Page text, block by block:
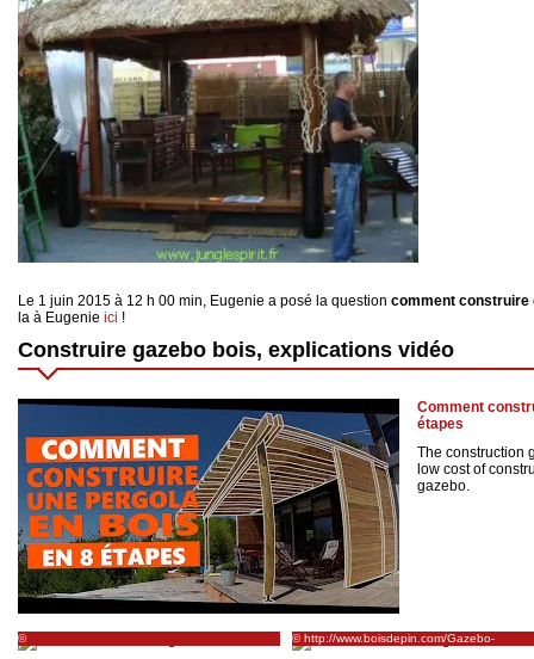
Le 1 juin 2015 à 12 h 00 min, Eugenie a posé la question comment construire
la à Eugenie ici !
Construire gazebo bois, explications vidéo
Comment
étapes
The construction
low cost of
gazebo.
©
http://fousdepalmiers.fr/html/forum/viewtopic.php
© http://www.boisdepin.com/Gazebo-
Deluxe.html